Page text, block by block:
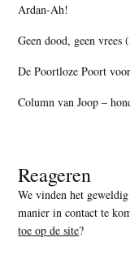
Ardan-Ah!
Geen dood, geen vrees
De Poortloze Poort
Column van Joop –
Reageren
We vinden het
manier in contact te
toe op de site?